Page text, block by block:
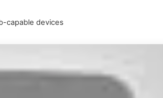
capable devices